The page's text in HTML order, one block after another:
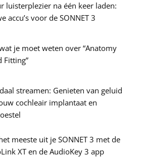
luisterplezier na één keer laden:
accu’s voor de SONNET 3
je moet weten over “Anatomy
Fitting”
streamen: Genieten van geluid
cochleair implantaat en
meeste uit je SONNET 3 met de
XT en de AudioKey 3 app